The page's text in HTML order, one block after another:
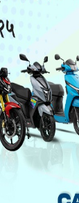
यो पनि पढ्नुहोस
अवस्थाबारे